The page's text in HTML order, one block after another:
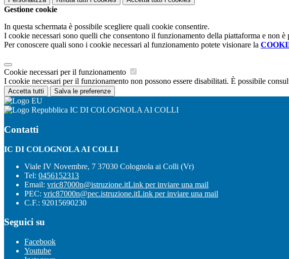
Gestione cookie
In questa schermata è possibile scegliere quali cookie consentire.
I cookie necessari sono quelli che consentono il funzionamento della piattaforma e non
Per conoscere quali sono i cookie necessari al funzionamento potete visionare la
Cookie necessari per il funzionamento
I cookie necessari per il funzionamento non possono essere disabilitati. È possibile
Accetta tutti Salva le preferenze
IC DI COLOGNOLA AI COLLI
Contatti
IC DI COLOGNOLA AI COLLI
Viale IV Novembre, 7 37030 Colognola ai Colli (Vr)
Tel: 0456152313
Email: vric87000n@istruzione.itLink per inviare una mail
PEC: vric87000n@pec.istruzione.itLink per inviare una mail
C.F.: 92015690230
Seguici su
Facebook
Youtube